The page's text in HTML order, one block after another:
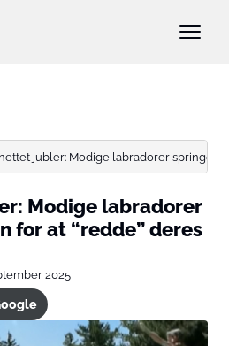
jubler: Modige labradorer springer i
Modige labradorer
for at “redde” deres
2025